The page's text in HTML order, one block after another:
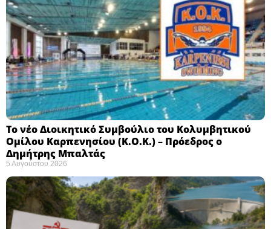
Το νέο Διοικητικό Συμβούλιο του Κολυμβητικού
Ομίλου Καρπενησίου (Κ.Ο.Κ.) – Πρόεδρος ο
Δημήτρης Μπαλτάς
5 Αυγούστου 2026